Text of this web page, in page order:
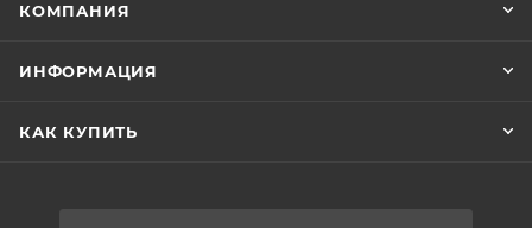
КОМПАНИЯ
ИНФОРМАЦИЯ
КАК КУПИТЬ